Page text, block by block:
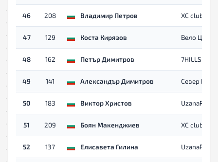
46 208 Владимир Петров XC club
47 129 Коста Кирязов Вело
48 162 Петър Димитров 7HILLS
49 141 Александър Димитров Север
50 183 Виктор Христов UzanaRuns
51 209 Боян Макенджиев XC club
52 137 Елисавета Гилина UzanaRuns